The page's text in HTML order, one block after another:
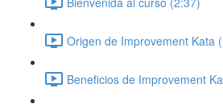
Origen de Improvement Kata
Beneficios de Improvement